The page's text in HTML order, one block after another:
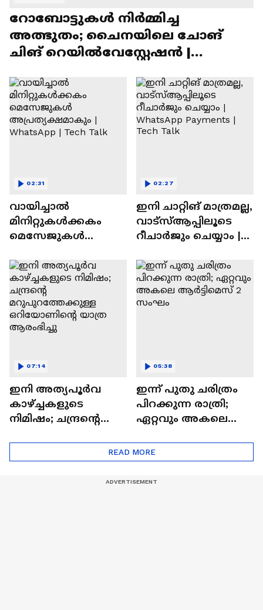
റോബോട്ടുകൾ നിർമ്മിച്ച
അത്ഭുതം; ചൈനയിലെ ചോങ്
ചിങ് റെയിൽവേസ്റ്റേഷൻ |
വായിച്ചാൽ
മിനിറ്റുകൾക്കകം
മെസേജുകള്‍
WhatsApp | Tech Talk
02:31
ഇനി ചാറ്റിങ് മാത്രമല്ല,
വാട്‌സ്‌ആപ്പിലൂടെ
റീചാർജും ചെയ്യാം |
Tech Talk
02:27
ഇനി അത്യപൂര്‍വ
കാഴ്ച്ചകളുടെ
നിമിഷം; ചന്ദ്രന്റെ
ഒറിയോണിന്റെ യാത്ര
ആരംഭിച്ചു
07:14
ഇന്ന് പുതു ചരിത്രം
പിറക്കുന്ന രാത്രി;
ഏറ്റവും അകലെ
05:38
READ MORE